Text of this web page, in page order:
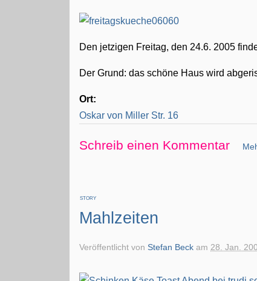
Den jetzigen Freitag, den 24.6. 2005
Der Grund: das schöne Haus wird
Ort:
Oskar von Miller Str. 16
Schreib einen Kommentar
STORY
Mahlzeiten
Veröffentlicht vonStefan Beck am28. Jan.